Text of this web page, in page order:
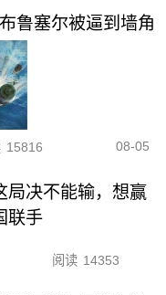
鲁塞尔被逼到墙角
15816 08-05
局决不能输，想赢
联手
阅读 14353